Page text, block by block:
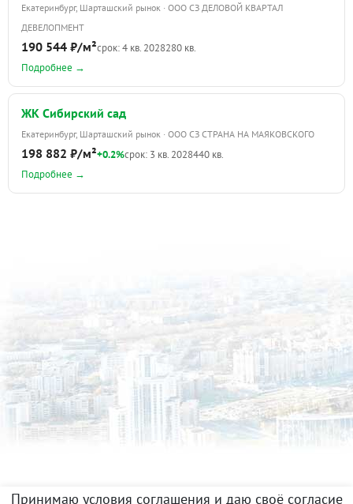
Екатеринбург, Шарташский рынок · ООО СЗ ДЕЛОВОЙ КВАРТАЛ
ДЕВЕЛОПМЕНТ
190 544 ₽/м²срок: 4 кв. 2028280 кв.
Подробнее →
ЖК Сибирский сад
Екатеринбург, Шарташский рынок · ООО СЗ СТРАНА НА МАЯКОВСКОГО
198 882 ₽/м²+0.2%срок: 3 кв. 2028440 кв.
Подробнее →
Принимаю условия соглашения и даю своё согласие